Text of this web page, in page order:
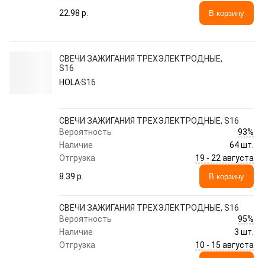
22.98 p.
В корзину
СВЕЧИ ЗАЖИГАНИЯ ТРЕХЭЛЕКТРОДНЫЕ,
S16
HOLAS16
СВЕЧИ ЗАЖИГАНИЯ ТРЕХЭЛЕКТРОДНЫЕ, S16
Вероятность
93%
Наличие
64 шт.
Отгрузка
19 - 22 августа
8.39 p.
В корзину
СВЕЧИ ЗАЖИГАНИЯ ТРЕХЭЛЕКТРОДНЫЕ, S16
Вероятность
95%
Наличие
3 шт.
Отгрузка
10 - 15 августа